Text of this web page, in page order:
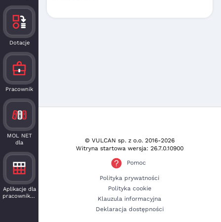
Dotacje
Pracownik
MOL NET
dla
Aplikacje dla
pracowników
© VULCAN sp. z o.o.2016-2026
Witryna startowa wersja: 26.7.0.10900
Pomoc
Polityka prywatności
Polityka cookie
Klauzula informacyjna
Deklaracja dostępności